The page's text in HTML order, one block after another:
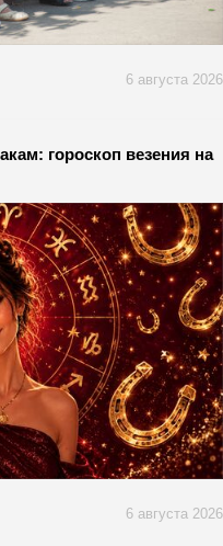
6 августа 2026
гороскоп везения на
6 августа 2026